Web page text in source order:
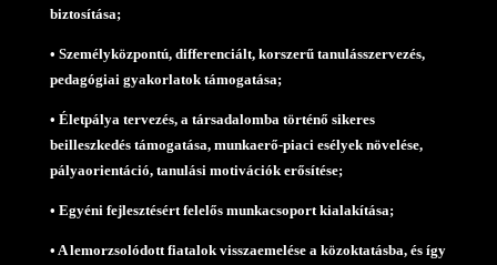
biztosítása;
• Személyközpontú, differenciált, korszerű tanulásszervezés,
pedagógiai gyakorlatok támogatása;
• Életpálya tervezés, a társadalomba történő sikeres
beilleszkedés támogatása, munkaerő-piaci esélyek növelése,
pályaorientáció, tanulási motivációk erősítése;
• Egyéni fejlesztésért felelős munkacsoport kialakítása;
• A lemorzsolódott fiatalok visszaemelése a közoktatásba, és így